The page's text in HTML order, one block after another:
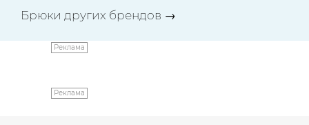
Брюки других брендов →
Реклама
Реклама